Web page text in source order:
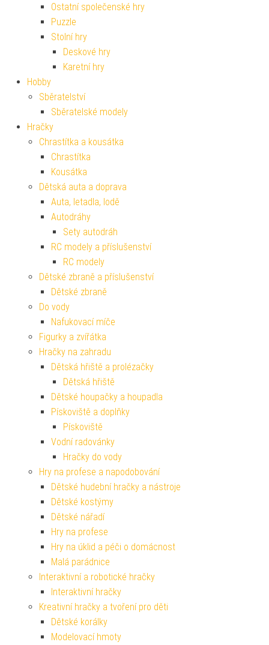
Ostatní společenské hry
Puzzle
Stolní hry
Deskové hry
Karetní hry
Hobby
Sběratelství
Sběratelské modely
Hračky
Chrastítka a kousátka
Chrastítka
Kousátka
Dětská auta a doprava
Auta, letadla, lodě
Autodráhy
Sety autodráh
RC modely a příslušenství
RC modely
Dětské zbraně a příslušenství
Dětské zbraně
Do vody
Nafukovací míče
Figurky a zvířátka
Hračky na zahradu
Dětská hřiště a prolézačky
Dětská hřiště
Dětské houpačky a houpadla
Pískoviště a doplňky
Pískoviště
Vodní radovánky
Hračky do vody
Hry na profese a napodobování
Dětské hudební hračky a nástroje
Dětské kostýmy
Dětské nářadí
Hry na profese
Hry na úklid a péči o domácnost
Malá parádnice
Interaktivní a robotické hračky
Interaktivní hračky
Kreativní hračky a tvoření pro děti
Dětské korálky
Modelovací hmoty